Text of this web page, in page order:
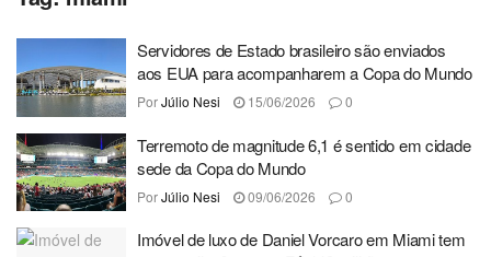
Servidores de Estado brasileiro são enviados
aos EUA para acompanharem a Copa do Mundo
PorJúlio Nesi 15/06/2026 0
Terremoto de magnitude 6,1 é sentido em cidade
sede da Copa do Mundo
PorJúlio Nesi 09/06/2026 0
Imóvel de luxo de Daniel Vorcaro em Miami tem